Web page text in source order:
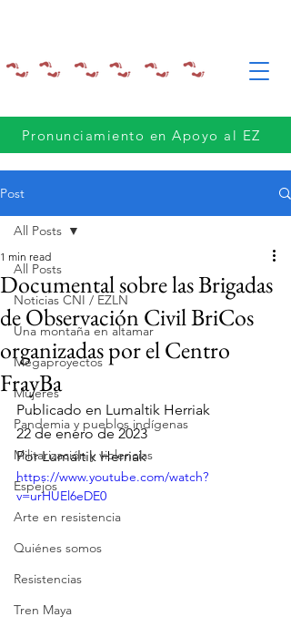
Pronunciamiento en Apoyo al EZ
Post
All Posts
Noticias CNI / EZLN
Una montaña en altamar
Megaproyectos
Mujeres
Pandemia y pueblos indígenas
Militarización y violencias
Espejos
Arte en resistencia
Quiénes somos
Resistencias
Tren Maya
All Posts
Documental sobre las Brigadas
de Observación Civil BriCos
organizadas por el Centro
FrayBa
1 min read
Publicado en Lumaltik Herriak
22 de enero de 2023
Por Lumaltik Herriak
https://www.youtube.com/watch?
v=urHUEl6eDE0